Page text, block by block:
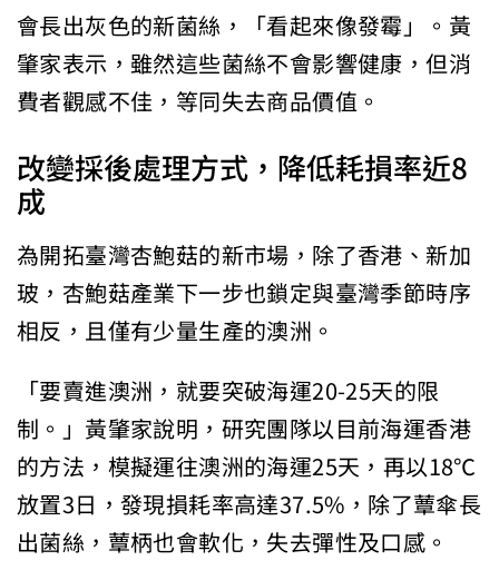
會長出灰色的新菌絲，「看起來像發霉」。黃
肇家表示，雖然這些菌絲不會影響健康，但消
費者觀感不佳，等同失去商品價值。
改變採後處理方式，降低耗損率近8
成
為開拓臺灣杏鮑菇的新市場，除了香港、新加
玻，杏鮑菇產業下一步也鎖定與臺灣季節時序
相反，且僅有少量生產的澳洲。
「要賣進澳洲，就要突破海運20-25天的限
制。」黃肇家說明，研究團隊以目前海運香港
的方法，模擬運往澳洲的海運25天，再以18℃
放置3日，發現損耗率高達37.5%，除了蕈傘長
出菌絲，蕈柄也會軟化，失去彈性及口感。